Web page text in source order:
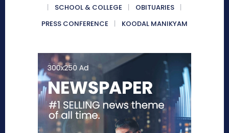
SCHOOL & COLLEGE
OBITUARIES
PRESS CONFERENCE
KOODAL MANIKYAM